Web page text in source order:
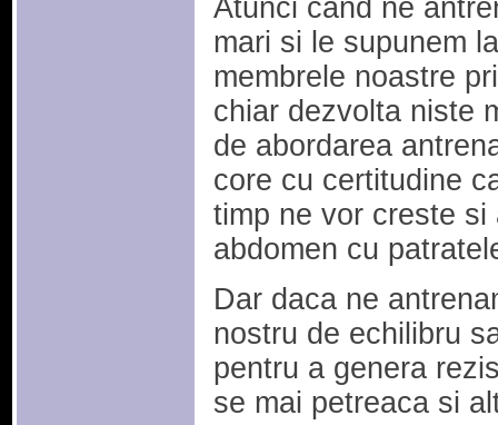
Atunci cand ne
mari si le supunem
membrele noastre
chiar dezvolta niste
de abordarea
core cu certitudine
timp ne vor creste
abdomen cu
Dar daca ne
nostru de echilibru
pentru a genera
se mai petreaca si